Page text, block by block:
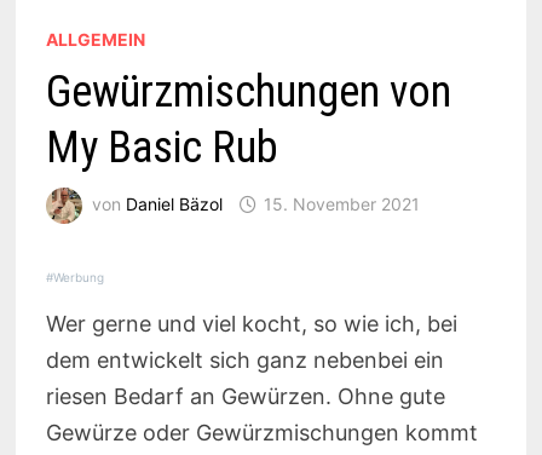
ALLGEMEIN
Gewürzmischungen von
My Basic Rub
von Daniel Bäzol 15. November 2021
#Werbung
Wer gerne und viel kocht, so wie ich, bei
dem entwickelt sich ganz nebenbei ein
riesen Bedarf an Gewürzen. Ohne gute
Gewürze oder Gewürzmischungen kommt